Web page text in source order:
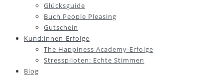
Glücksguide
Buch People Pleasing
Gutschein
Kund:innen-Erfolge
The Happiness Academy-Erfolge
Stresspiloten: Echte Stimmen
Blog